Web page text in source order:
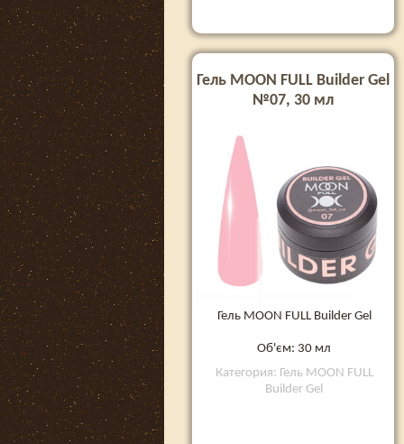
Гель MOON FULL Builder Gel
№07, 30 мл
Гель MOON FULL Builder Gel
Об'єм: 30 мл
Категория: Гель MOON FULL
Builder Gel